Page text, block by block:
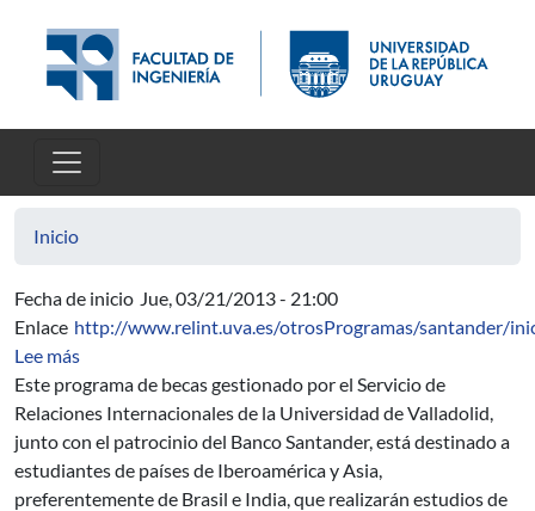
Inicio
Fecha de inicio Jue, 03/21/2013 - 21:00
Enlace http://www.relint.uva.es/otrosProgramas/santander/
Lee mássobre Programa de Becas Iberoamérica + Asia Banco
Este programa de becas gestionado por el Servicio de
Relaciones Internacionales de la Universidad de Valladolid,
junto con el patrocinio del Banco Santander, está destinado a
estudiantes de países de Iberoamérica y Asia,
preferentemente de Brasil e India, que realizarán estudios de